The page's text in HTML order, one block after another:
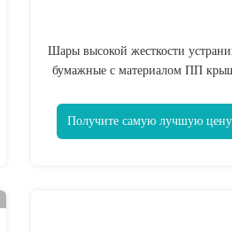
Шары высокой жесткости
бумажные с материалом ПП
Получите самую лучшую цену